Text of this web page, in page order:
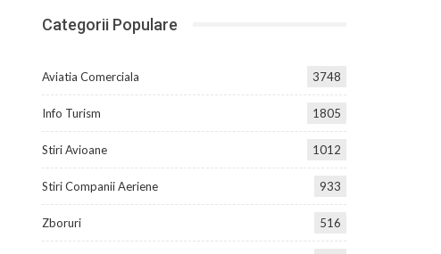
Categorii Populare
Aviatia Comerciala 3748
Info Turism 1805
Stiri Avioane 1012
Stiri Companii Aeriene 933
Zboruri 516